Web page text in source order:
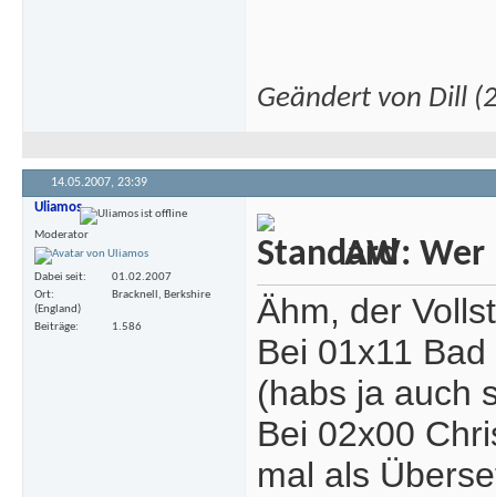
Geändert von Dill
14.05.2007, 23:39
Uliamos
Moderator
Dabei seit
01.02.2007
Ort
Bracknell, Berkshire
(England)
Beiträge
1.586
AW: Wer
Ähm, der
Bei 01x11
(habs ja auch
Bei 02x00
mal als